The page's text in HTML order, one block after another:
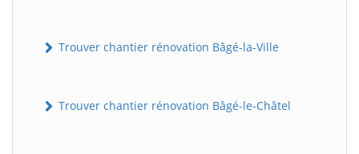
Trouver chantier rénovation Bâgé-la-Ville
Trouver chantier rénovation Bâgé-le-Châtel